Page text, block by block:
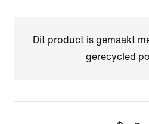
Dit product is gemaakt
gerecycled